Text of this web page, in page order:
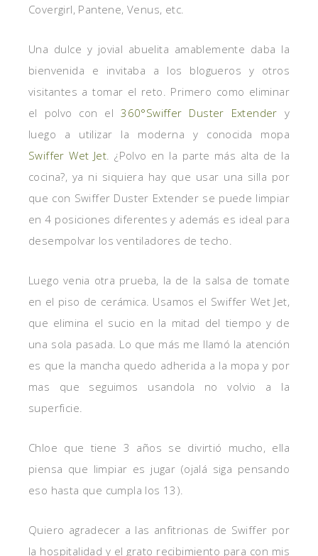
Covergirl, Pantene, Venus, etc.
Una dulce y jovial abuelita amablemente daba la
bienvenida e invitaba a los blogueros y otros
visitantes a tomar el reto. Primero como eliminar
el polvo con el360°Swiffer Duster Extender y
luego a utilizar la moderna y conocida mopa
Swiffer Wet Jet. ¿Polvo en la parte más alta de la
cocina?, ya ni siquiera hay que usar una silla por
que con Swiffer Duster Extender se puede limpiar
en 4 posiciones diferentes y además es ideal para
desempolvar los ventiladores de techo.
Luego venia otra prueba, la de la salsa de tomate
en el piso de cerámica. Usamos el Swiffer Wet Jet,
que elimina el sucio en la mitad del tiempo y de
una sola pasada. Lo que más me llamó la atención
es que la mancha quedo adherida a la mopa y por
mas que seguimos usandola no volvio a la
superficie.
Chloe que tiene 3 años se divirtió mucho, ella
piensa que limpiar es jugar (ojalá siga pensando
eso hasta que cumpla los 13).
Quiero agradecer a las anfitrionas de Swiffer por
la hospitalidad y el grato recibimiento para con mis